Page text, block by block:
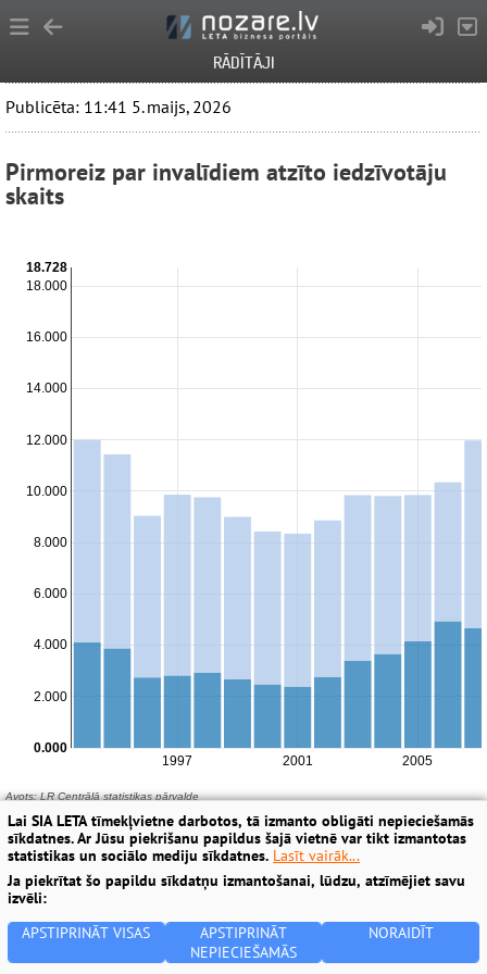
RĀDĪTĀJI
Publicēta: 11:41 5. maijs, 2026
Pirmoreiz par invalīdiem atzīto iedzīvotāju
skaits
Lai SIA LETA tīmekļvietne darbotos, tā izmanto obligāti nepieciešamās
sīkdatnes. Ar Jūsu piekrišanu papildus šajā vietnē var tikt izmantotas
statistikas un sociālo mediju sīkdatnes. Lasīt vairāk...
Ja piekrītat šo papildu sīkdatņu izmantošanai, lūdzu, atzīmējiet savu
izvēli:
APSTIPRINĀT VISAS
APSTIPRINĀT
NEPIECIEŠAMĀS
NORAIDĪT